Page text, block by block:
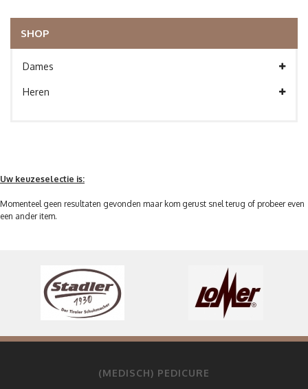
SHOP
Dames
Heren
Uw keuzeselectie is:
Momenteel geen resultaten gevonden maar kom gerust snel terug of probeer even
een ander item.
(MEDISCH) PEDICURE